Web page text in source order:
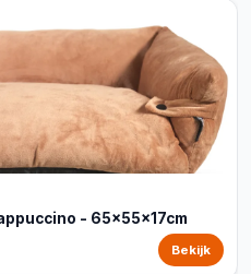
- 65x55x17cm
Bekijk